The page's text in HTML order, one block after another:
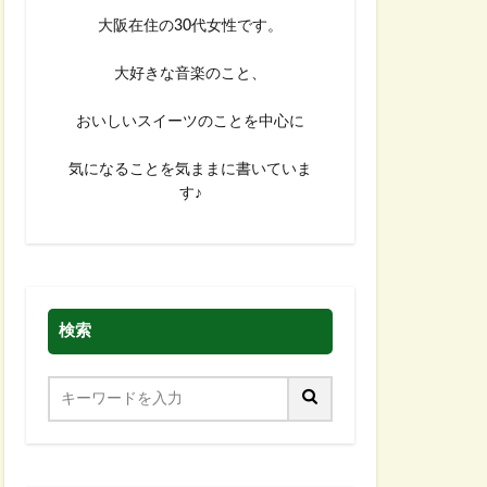
大阪在住の30代女性です。
大好きな音楽のこと、
おいしいスイーツのことを中心に
気になることを気ままに書いていま
す♪
検索